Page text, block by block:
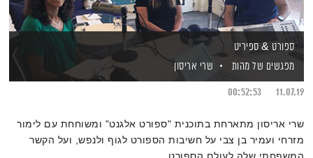
ספורט & ספיריט
מפגשים של מהות
שרי אריסון
11.07.19
00:52:53
שרי אריסון מתארחת בתוכנית "ספורט אלגנט" ומשוחחת עם לימור
מזרחי ועמיר בן צבי על חשיבות הספורט לגוף ולנפש, ועל הקשר